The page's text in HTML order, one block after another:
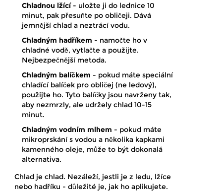
Chladnou lžící- uložte ji do lednice 10
minut, pak přesuňte po obličeji. Dává
jemnější chlad a neztrácí vodu.
Chladným hadříkem - namočte ho v
chladné vodě, vytlačte a použijte.
Nejbezpečnější metoda.
Chladným balíčkem - pokud máte speciální
chladící balíček pro obličej (ne ledový),
použijte ho. Tyto balíčky jsou navrženy tak,
aby nezmrzly, ale udržely chlad 10-15
minut.
Chladným vodním mlhem - pokud máte
mikroprskání s vodou a několika kapkami
kamenného oleje, může to být dokonalá
alternativa.
Chlad je chlad. Nezáleží, jestli je z ledu, lžíce
nebo hadříku - důležité je, jak ho aplikujete.